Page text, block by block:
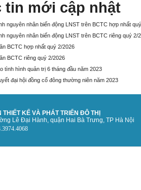
tin mới cập nhật
nguyên nhân biến động LNST trên BCTC hợp nhất
nguyên nhân biến động LNST trên BCTC riêng quý 2/
BCTC hợp nhất quý 2/2026
BCTC riêng quý 2/2026
tình hình quản trị 6 tháng đầu năm 2023
đại hội đồng cổ đông thường niên năm 2023
THIẾT KẾ VÀ PHÁT TRIỂN ĐÔ THỊ
Lê Đại Hành, quận Hai Bà Trưng, TP Hà Nội